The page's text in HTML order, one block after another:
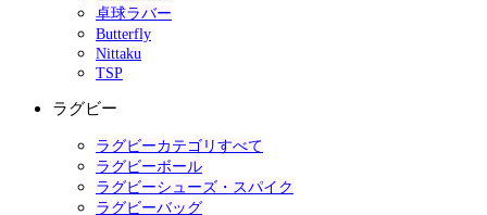
卓球ラバー
Butterfly
Nittaku
TSP
ラグビー
ラグビーカテゴリすべて
ラグビーボール
ラグビーシューズ・スパイク
ラグビーバッグ